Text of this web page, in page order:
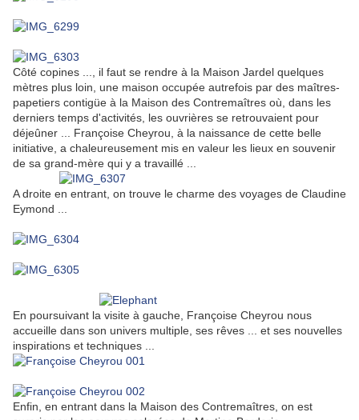
Côté copines ..., il faut se rendre à la Maison Jardel quelques
mètres plus loin, une maison occupée autrefois par des maîtres-
papetiers contigüe à la Maison des Contremaîtres où, dans les
derniers temps d'activités, les ouvrières se retrouvaient pour
déjeûner ... Françoise Cheyrou, à la naissance de cette belle
initiative, a chaleureusement mis en valeur les lieux en souvenir
de sa grand-mère qui y a travaillé ...
A droite en entrant, on trouve le charme des voyages de Claudine
Eymond ...
En poursuivant la visite à gauche, Françoise Cheyrou nous
accueille dans son univers multiple, ses rêves ... et ses nouvelles
inspirations et techniques ...
Enfin, en entrant dans la Maison des Contremaîtres, on est